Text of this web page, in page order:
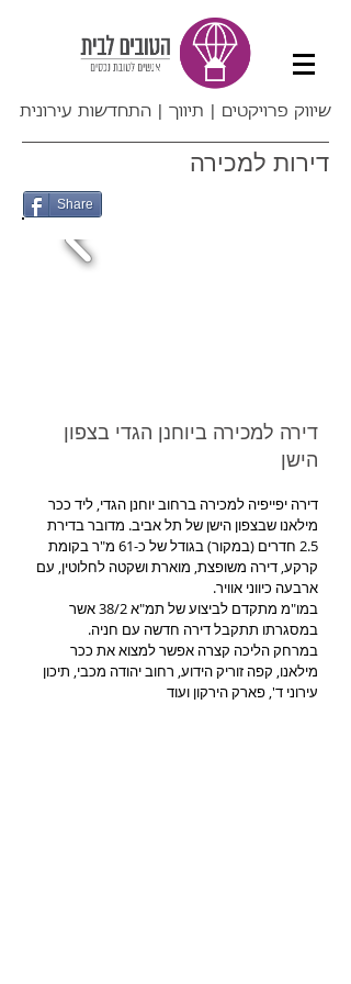
שיווק פרויקטים | תיווך | התחדשות עירונית
דירות למכירה
Share
דירה למכירה ביוחנן הגדי בצפון
הישן
דירה יפייפיה למכירה ברחוב יוחנן הגדי, ליד ככר
מילאנו שבצפון הישן של תל אביב. מדובר בדירת
2.5 חדרים (במקור) בגודל של כ-61 מ"ר בקומת
קרקע, דירה משופצת, מוארת ושקטה לחלוטין, עם
ארבעה כיווני אוויר.
במו"מ מתקדם לביצוע של תמ"א 38/2 אשר
במסגרתו תתקבל דירה חדשה עם חניה.
במרחק הליכה קצרה אפשר למצוא את ככר
מילאנו, קפה זוריק הידוע, רחוב יהודה מכבי, תיכון
עירוני ד', פארק הירקון ועוד